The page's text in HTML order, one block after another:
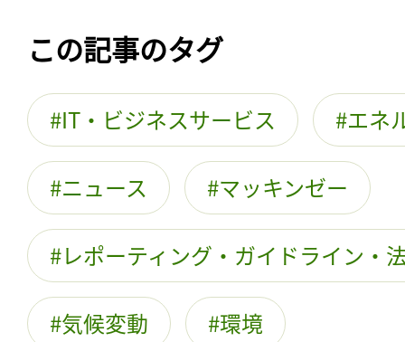
この記事のタグ
IT・ビジネスサービス エネ
ニュース マッキンゼー
レポーティング・ガイドライン・
気候変動 環境